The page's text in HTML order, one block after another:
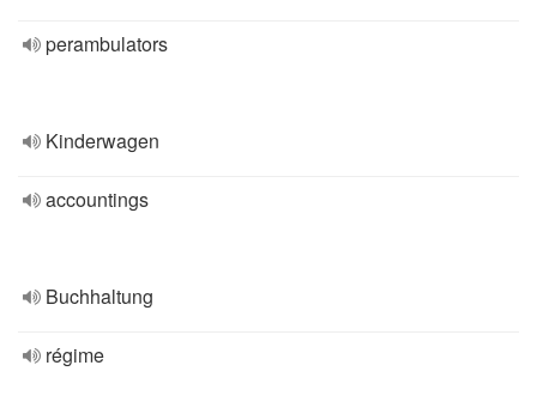
perambulators
Kinderwagen
accountings
Buchhaltung
régime